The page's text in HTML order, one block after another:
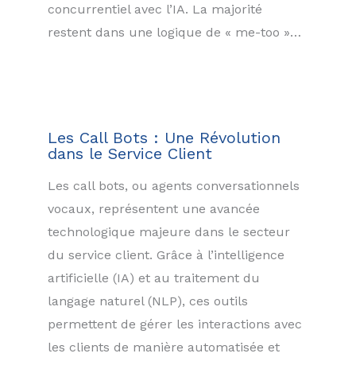
concurrentiel avec l’IA. La majorité
restent dans une logique de « me-too »…
Les Call Bots : Une Révolution
dans le Service Client
Les call bots, ou agents conversationnels
vocaux, représentent une avancée
technologique majeure dans le secteur
du service client. Grâce à l’intelligence
artificielle (IA) et au traitement du
langage naturel (NLP), ces outils
permettent de gérer les interactions avec
les clients de manière automatisée et